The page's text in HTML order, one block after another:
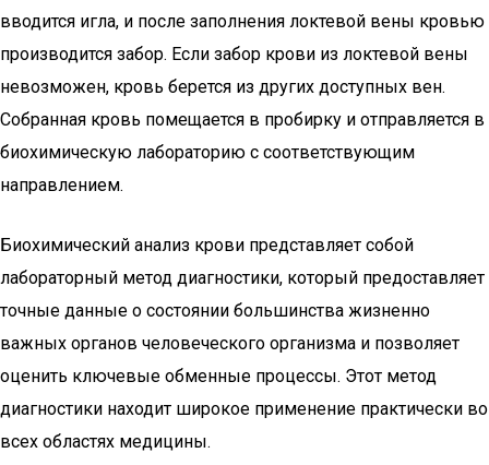
вводится игла, и после заполнения локтевой вены кровью
производится забор. Если забор крови из локтевой вены
невозможен, кровь берется из других доступных вен.
Собранная кровь помещается в пробирку и отправляется в
биохимическую лабораторию с соответствующим
направлением.
Биохимический анализ крови представляет собой
лабораторный метод диагностики, который предоставляет
точные данные о состоянии большинства жизненно
важных органов человеческого организма и позволяет
оценить ключевые обменные процессы. Этот метод
диагностики находит широкое применение практически во
всех областях медицины.